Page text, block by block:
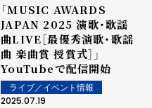
「MUSIC AWARDS
JAPAN 2025 演歌・歌謡
曲LIVE［最優秀演歌・歌謡
曲 楽曲賞 授賞式］」
YouTubeで配信開始
ライブ／イベント情報
2025.07.19